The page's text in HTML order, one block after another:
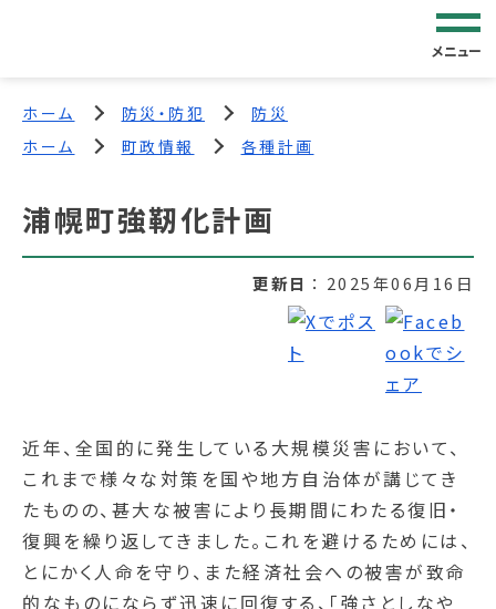
メニュー
ホーム 防災・防犯
防災
ホーム
町政情報 各種計画
浦幌町強靭化計画
更新日 2025年06月16日
近年、全国的に発生している大規模災害において、
これまで様々な対策を国や地方自治体が講じてき
たものの、甚大な被害により長期間にわたる復旧・
復興を繰り返してきました。これを避けるためには、
とにかく人命を守り、また経済社会への被害が致命
的なものにならず迅速に回復する、「強さとしなや